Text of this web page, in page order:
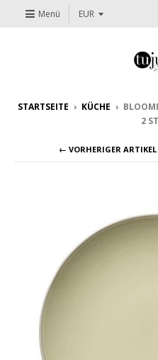
Menü
STARTSEITE › KÜCHE ›
2
← VORHERIGER ARTIKEL